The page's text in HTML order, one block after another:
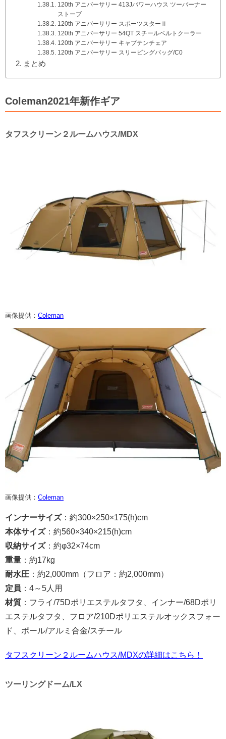
120th アニバーサリー 413Jパワーハウス ツーバーナー
ストーブ
120th アニバーサリー スポーツスターⅡ
120th アニバーサリー 54QT スチールベルトクーラー
120th アニバーサリー キャプテンチェア
120th アニバーサリー スリーピングバッグ/C0
まとめ
Coleman2021年新作ギア
タフスクリーン２ルームハウス/MDX
画像提供： Coleman
画像提供： Coleman
インナーサイズ：約300×250×175(h)cm
本体サイズ：約560×340×215(h)cm
収納サイズ：約φ32×74cm
重量 ：約17kg
耐水圧 ：約2,000mm（フロア：約2,000mm）
定員 ：4～5人用
材質 ：フライ/75Dポリエステルタフタ、インナー/68Dポリ
エステルタフタ、フロア/210Dポリエステルオックスフォー
ド、ポール/アルミ合金/スチール
タフスクリーン２ルームハウス/MDXの詳細はこちら！
ツーリングドーム/LX